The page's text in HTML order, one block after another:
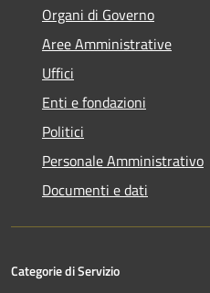
Organi di Governo
Aree Amministrative
Uffici
Enti e fondazioni
Politici
Personale Amministrativo
Documenti e dati
Categorie di Servizio